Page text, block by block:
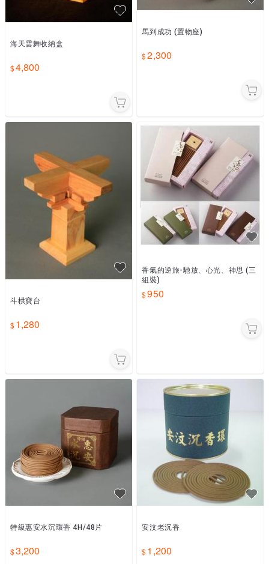
海天雲舞收納盒
4,800
馬到成功 (置物座)
2,300
斗栱寶台
1,280
香氣的逆旅-馳放、心光、神思 (三
組裝)
950
特級惠安水沉環香 4H/48片
3,200
安汶老沉香
1,200